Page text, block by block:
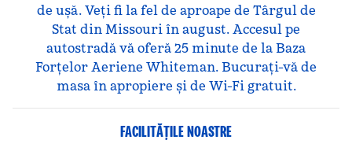
de ușă. Veți fi la fel de aproape de Târgul de
Stat din Missouri în august. Accesul pe
autostradă vă oferă 25 minute de la Baza
Forțelor Aeriene Whiteman. Bucurați-vă de
masa în apropiere și de Wi-Fi gratuit.
FACILITĂŢILE NOASTRE